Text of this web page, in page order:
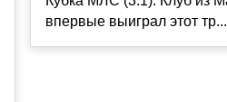
впервые выиграл этот тр...